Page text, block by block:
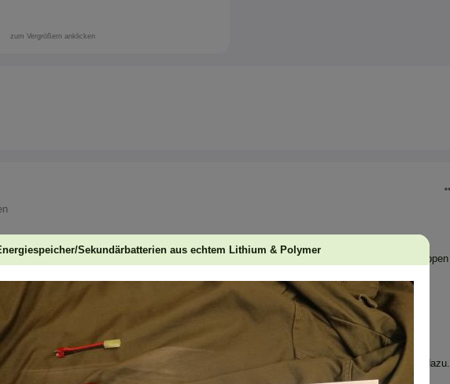
Sekundärbatterien aus echtem Lithium & Polymer
zum Vergrößern anklicken
Lösung für AEG-Besitzer an, die auf dem Feld keine Kabeltrommel mehr mit sich rumschleppen
3 LiPos:
Tam (10€)
(10€)
(10€)
noch die Adapterstücke dazu. Wer als erstes kauft, bekommt noch eine LiPo-Guard-Tasche dazu.